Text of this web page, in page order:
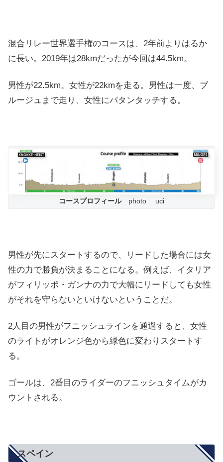
混合リレー世界選手権のコースは、2年前よりはるか
に長い。2019年は28kmだったが今回は44.5km。
男性が22.5km。女性が22kmを走る。男性は一度、ブ
ルージュまで走り、女性にパタンタッチする。
コースプロフィールphoto uci
男性が先にスタートするので、リードした場合には女
性の力で勝負が決まることになる。例えば、イタリア
がフィリッポ・ガンナの力で大幅にリードしても女性
がそれを守らないといけないということだ。
2人目の男性がフニッシュラインを通過すると、女性
のライトがオレンジ色から緑色に変わりスタートす
る。
ゴールは、2番目のライダーのフニッシュタイムがカ
ウントされる。
スペイン